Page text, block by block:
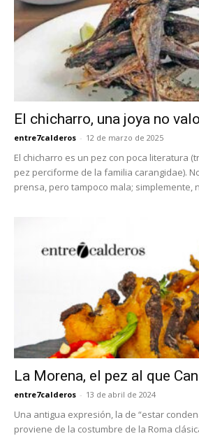
El chicharro, una joya no
entre7calderos - 12 de marzo de 2025
El chicharro es un pez con poca literatura
pez perciforme de la familia carangidae).
prensa, pero tampoco mala; simplemente,
La Morena, el pez al que
entre7calderos - 13 de abril de 2024
Una antigua expresión, la de “estar
proviene de la costumbre de la Roma